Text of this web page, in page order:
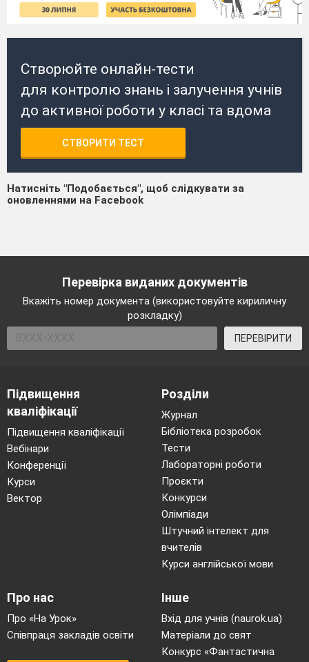
Створюйте онлайн-тести
для контролю знань і залучення учнів
до активної роботи у класі та вдома
СТВОРИТИ ТЕСТ
Натисніть "Подобається", щоб слідкувати за
оновленнями на Facebook
Перевірка виданих документів
Вкажіть номер документа (використовуйте кириличну
розкладку)
ПЕРЕВІРИТИ
Підвищення
кваліфікації
Підвищення кваліфікації
Вебінари
Конференції
Курси
Вектор
Розділи
Журнал
Бібліотека розробок
Тести
Лабораторні роботи
Проєкти
Конкурси
Олімпіади
Штучний інтелект для
вчителів
Курси англійської мови
Про нас
Про «На Урок»
Співпраця закладів освіти
Інше
Вхід для учнів (naurok.ua)
Матеріали до свят
Конкурс «Фантастична